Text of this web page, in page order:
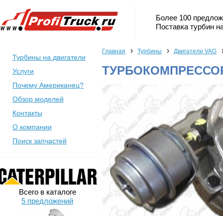
Более 100
Поставка турбин
Турбины на двигатели
Услуги
Почему Американец?
Обзор моделей
Контакты
О компании
Поиск запчастей
Всего в каталоге
5 предложений
Главная › Турбины › Двигатели VAG
ТУРБОКОМПРЕССОР